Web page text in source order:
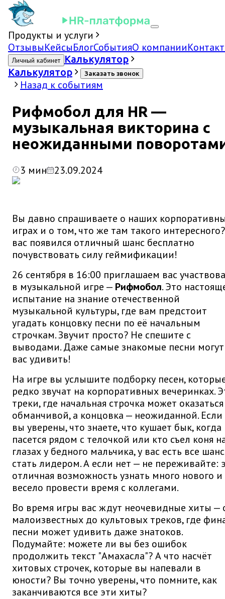
Продукты и услуги
ОтзывыКейсыБлогСобытияО компании
Личный кабинет Калькулятор
Калькулятор
Заказать звонок
Назад к событиям
Рифмобол для HR —
музыкальная викторина с
неожиданными
3 мин 23.09.2024
Вы давно спрашиваете о наших
играх и о том, что же там такого
вас появился отличный шанс бесплатно
почувствовать силу геймификации!
26 сентября в 16:00 приглашаем вас
в музыкальной игре — Рифмобол. Это
испытание на знание отечественной
музыкальной культуры, где вам предстоит
угадать концовку песни по её начальным
строчкам. Звучит просто? Не спешите с
выводами. Даже самые знакомые песни могут
вас удивить!
На игре вы услышите подборку песен,
редко звучат на корпоративных вечеринках.
треки, где начальная строчка может оказаться
обманчивой, а концовка — неожиданной. Если
вы уверены, что знаете, что кушает бык, когда
пасется рядом с телочкой или кто съел коня
глазах у бедного мальчика, у вас есть все
стать лидером. А если нет — не переживайте:
отличная возможность узнать много нового и
весело провести время с коллегами.
Во время игры вас ждут неочевидные хиты —
малоизвестных до культовых треков, где
песни может удивить даже знатоков.
Подумайте: можете ли вы без ошибок
продолжить текст "Амахасла"? А что насчёт
хитовых строчек, которые вы напевали в
юности? Вы точно уверены, что помните, как
заканчиваются все эти хиты?